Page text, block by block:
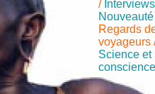
/ Interviews
Nouveauté
Regards
voyageurs
Science et